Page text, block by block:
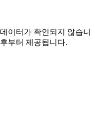
이터가 확인되지 않습니
부터 제공됩니다.